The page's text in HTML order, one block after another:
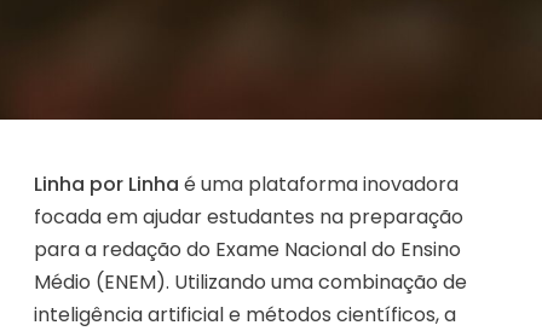
Linha por Linha é uma plataforma inovadora
focada em ajudar estudantes na preparação
para a redação do Exame Nacional do Ensino
Médio (ENEM). Utilizando uma combinação de
inteligência artificial e métodos científicos, a